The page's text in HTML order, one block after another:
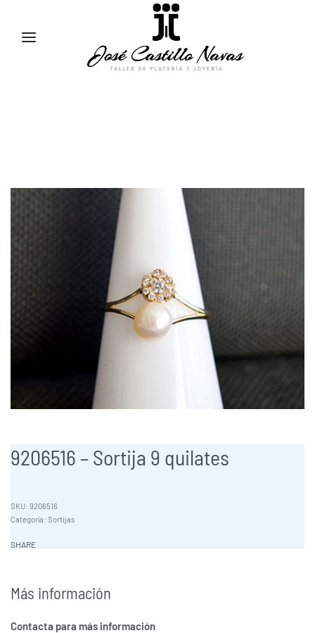
9206516 – Sortija 9 quilates
9206516
Categoría: Sortijas
SHARE
Más información
Contacta para más información